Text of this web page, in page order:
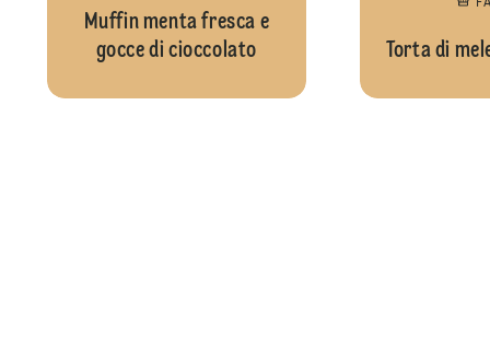
Muffin menta fresca e
gocce di cioccolato
Torta di